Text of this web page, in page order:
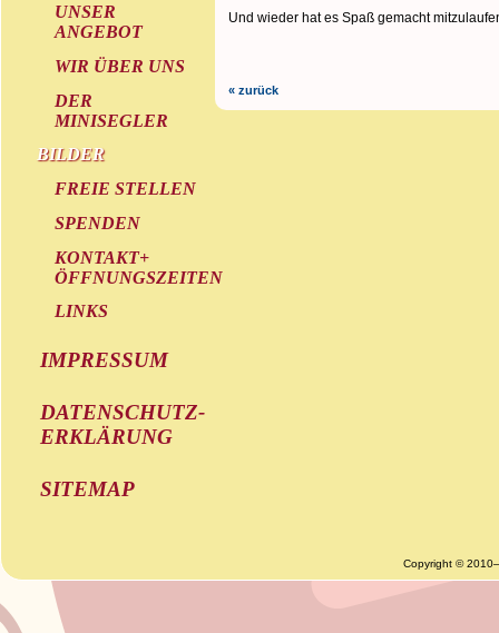
UNSER
ANGEBOT
WIR ÜBER UNS
DER
MINISEGLER
BILDER
FREIE STELLEN
SPENDEN
KONTAKT+
ÖFFNUNGSZEITEN
LINKS
IMPRESSUM
DATENSCHUTZ-
ERKLÄRUNG
SITEMAP
Und wieder hat es Spaß gemacht
« zurück
Copyright ©